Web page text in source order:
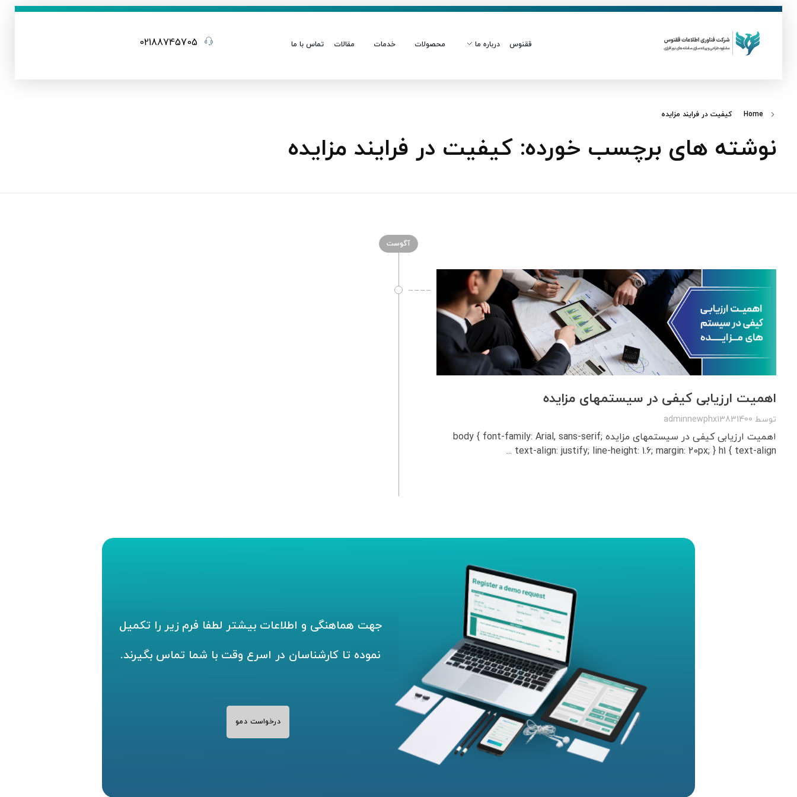
ققنوس درباره ما محصولات خدمات مقالات تماس با ما 02188745705
Home کیفیت در فرایند مزایده
نوشته های برچسب خورده: کیفیت در فرایند مزایده
آگوست
اهمیت ارزیابی کیفی در سیستمهای مزایده
توسط adminnewphx13831400
اهمیت ارزیابی کیفی در سیستمهای مزایده body { font-family: Arial, sans-serif;
text-align: justify; line-height: 1.6; margin: 20px; } h1 { text-align ...
جهت هماهنگی و اطلاعات بیشتر لطفا فرم زیر را تکمیل
نموده تا کارشناسان در اسرع وقت با شما تماس بگیرند.
درخواست دمو